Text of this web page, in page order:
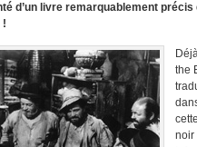
d’un livre remarquablement
!
the
noir